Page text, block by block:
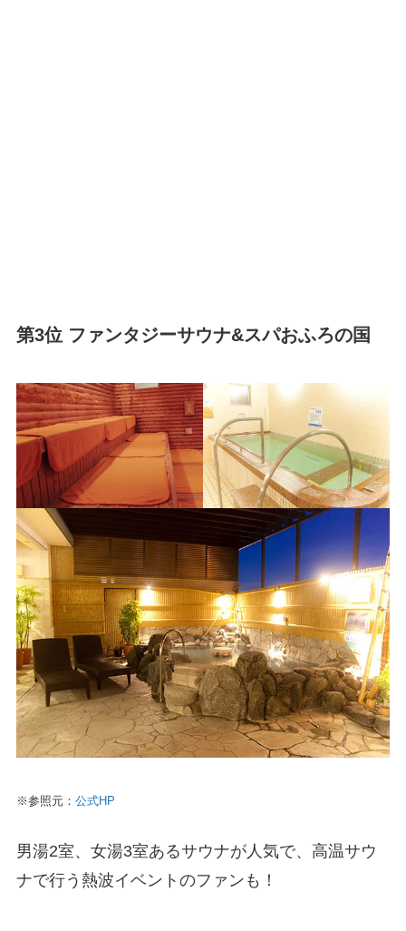
第3位 ファンタジーサウナ&スパおふろの国
※参照元： 公式HP
男湯2室、女湯3室あるサウナが人気で、高温サウ
ナで行う熱波イベントのファンも！